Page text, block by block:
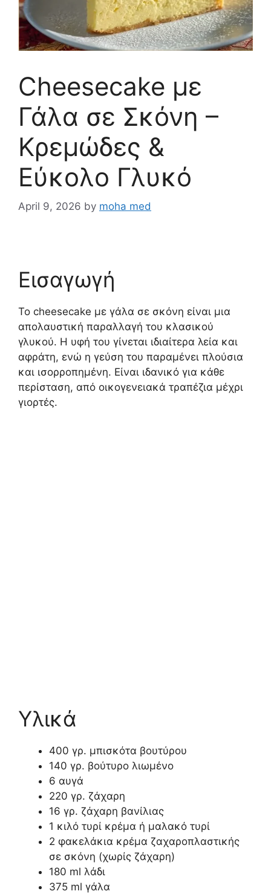
Cheesecake με
Γάλα σε Σκόνη –
Κρεμώδες &
Εύκολο Γλυκό
April 9, 2026 by moha med
Εισαγωγή
Το cheesecake με γάλα σε σκόνη είναι μια
απολαυστική παραλλαγή του κλασικού
γλυκού. Η υφή του γίνεται ιδιαίτερα λεία και
αφράτη, ενώ η γεύση του παραμένει πλούσια
και ισορροπημένη. Είναι ιδανικό για κάθε
περίσταση, από οικογενειακά τραπέζια μέχρι
γιορτές.
Υλικά
400 γρ. μπισκότα βουτύρου
140 γρ. βούτυρο λιωμένο
6 αυγά
220 γρ. ζάχαρη
16 γρ. ζάχαρη βανίλιας
1 κιλό τυρί κρέμα ή μαλακό τυρί
2 φακελάκια κρέμα ζαχαροπλαστικής
σε σκόνη (χωρίς ζάχαρη)
180 ml λάδι
375 ml γάλα